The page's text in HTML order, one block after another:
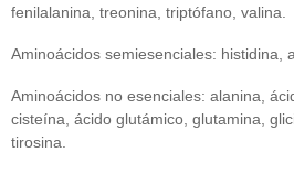
fenilalanina, treonina, triptófano, valina.
Aminoácidos semiesenciales: histidina,
Aminoácidos no esenciales: alanina,
cisteína, ácido glutámico, glutamina,
tirosina.